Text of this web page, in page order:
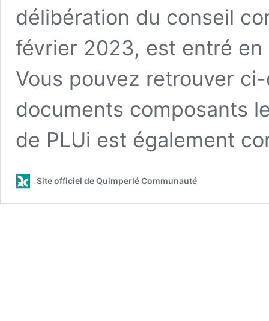
délibération du conseil
février 2023, est entré
Vous pouvez retrouver
documents composants
de PLUi est également
Site officiel de Quimperlé Communauté